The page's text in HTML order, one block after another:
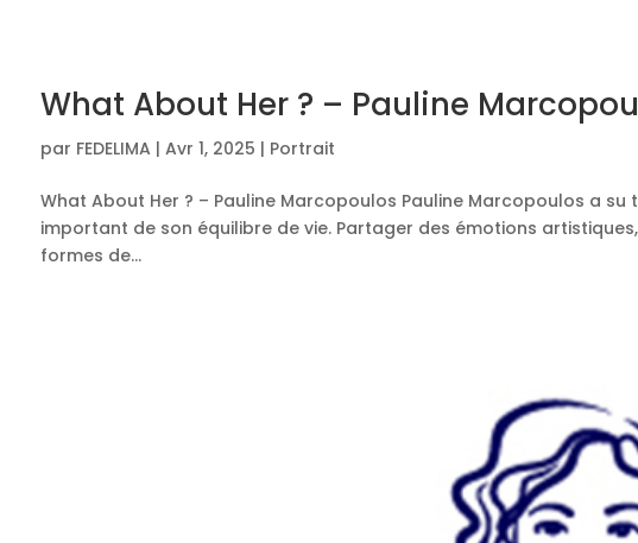
What About Her ? – Pauline
par FEDELIMA | Avr 1, 2025 | Portrait
What About Her ? – Pauline Marcopoulos Pauline Marcopoulos a
important de son équilibre de vie. Partager des émotions
formes de...